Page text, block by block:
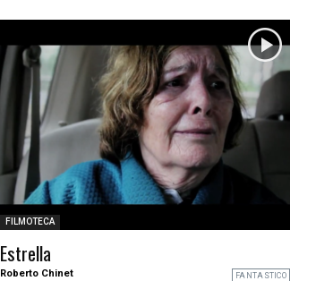
FILMOTECA
Estrella
Roberto Chinet FANTASTICO